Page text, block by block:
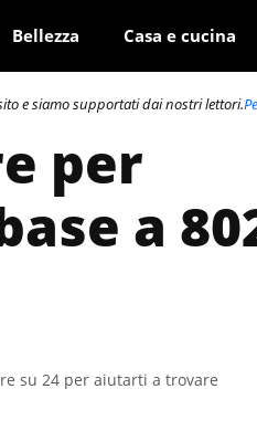
Bellezza Casa e cucina
e siamo supportati dai nostri lettori.
per
a
su 24 per aiutarti a trovare